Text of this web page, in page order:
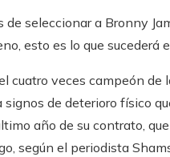
de seleccionar a Bronny
esto es lo que
cuatro veces campeón
signos de deterioro físico
año de su contrato,
según el periodista